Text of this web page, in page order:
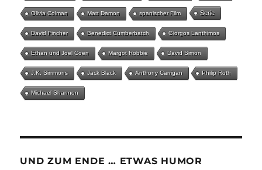
Olivia Colman Matt Damon spanischer Film Serie
David Fincher Benedict Cumberbatch Giorgos Lanthimos
Ethan und Joel Coen Margot Robbie David Simon
J.K. Simmons Jack Black Anthony Carrigan Philip Roth
Michael Shannon
UND ZUM ENDE … ETWAS HUMOR